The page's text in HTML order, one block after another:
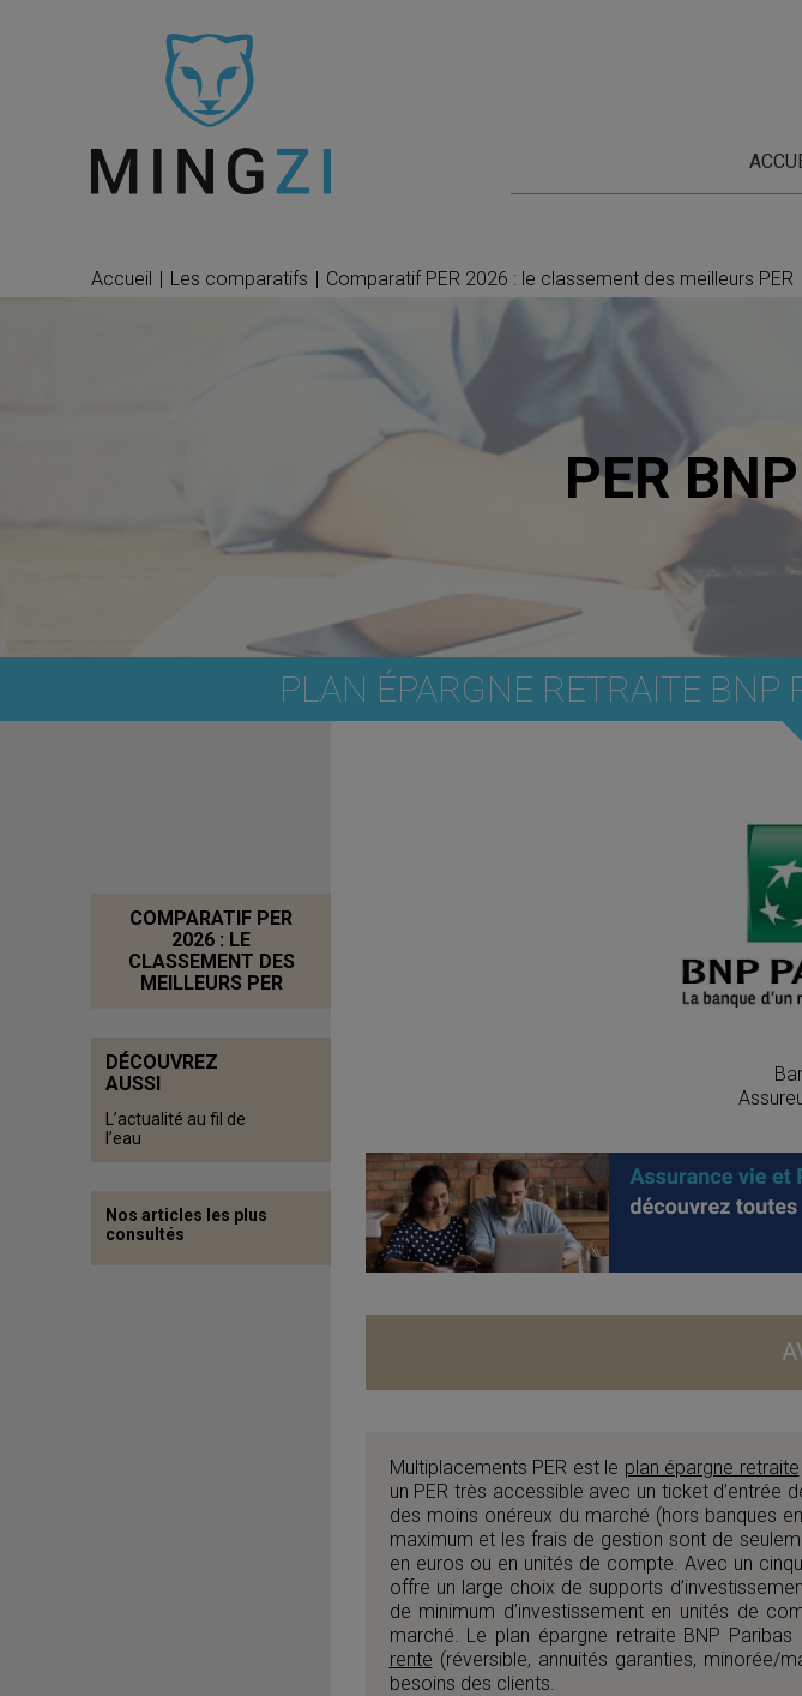
Accueil | Les comparatifs | Comparatif PER 2026 : le classement des meilleurs PER
PER
PLAN ÉPARGNE RETRAITE BNP
Multiplacements PER est le plan épargne retraite
un PER très accessible avec un ticket d’entrée
des moins onéreux du marché (hors banques
maximum et les frais de gestion sont de
en euros ou en unités de compte. Avec un
offre un large choix de supports
de minimum d’investissement en unités de
marché. Le plan épargne retraite BNP
rente (réversible, annuités garanties, minorée/
besoins des clients.
COMPARATIF PER
2026 : LE
CLASSEMENT DES
MEILLEURS PER
DÉCOUVREZ
AUSSI
L’actualité au fil de
l’eau
Nos articles les plus
consultés